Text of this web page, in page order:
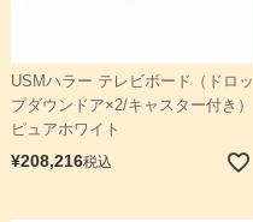
USMハラー テレビボード（ドロッ
プダウンドア×2/キャスター付き）
ピュアホワイト
¥208,216税込